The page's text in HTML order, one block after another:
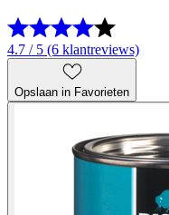
4.7 / 5 (6 klantreviews)
Opslaan in Favorieten